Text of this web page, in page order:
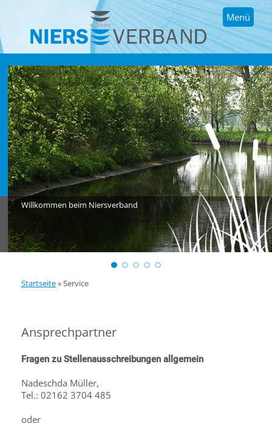
Menü
Willkommen beim Niersverband
Startseite»Service
Ansprechpartner
Fragen zu Stellenausschreibungen allgemein
Nadeschda Müller,
Tel.: 02162 3704 485
oder